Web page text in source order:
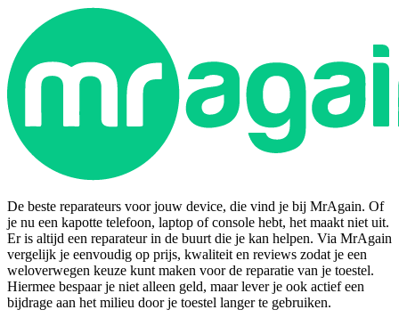
De beste reparateurs voor jouw device, die vind je bij MrAgain. Of
je nu een kapotte telefoon, laptop of console hebt, het maakt niet uit.
Er is altijd een reparateur in de buurt die je kan helpen. Via MrAgain
vergelijk je eenvoudig op prijs, kwaliteit en reviews zodat je een
weloverwegen keuze kunt maken voor de reparatie van je toestel.
Hiermee bespaar je niet alleen geld, maar lever je ook actief een
bijdrage aan het milieu door je toestel langer te gebruiken.